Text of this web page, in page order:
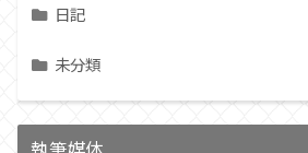
日記
未分類